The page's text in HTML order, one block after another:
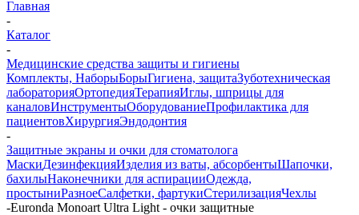
Главная
-
Каталог
-
Медицинские средства защиты и гигиены
Комплекты, НаборыБорыГигиена, защитаЗуботехническая
лабораторияОртопедияТерапияИглы, шприцы для
каналовИнструментыОборудованиеПрофилактика для
пациентовХирургияЭндодонтия
-
Защитные экраны и очки для стоматолога
МаскиДезинфекцияИзделия из ваты, абсорбентыШапочки,
бахилыНаконечники для аспирацииОдежда,
простыниРазноеСалфетки, фартукиСтерилизацияЧехлы
-Euronda Monoart Ultra Light - очки защитные